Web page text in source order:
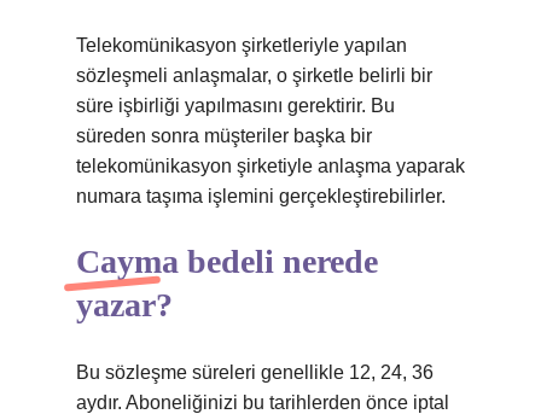
Telekomünikasyon şirketleriyle yapılan
sözleşmeli anlaşmalar, o şirketle belirli bir
süre işbirliği yapılmasını gerektirir. Bu
süreden sonra müşteriler başka bir
telekomünikasyon şirketiyle anlaşma yaparak
numara taşıma işlemini gerçekleştirebilirler.
Cayma bedeli nerede
yazar?
Bu sözleşme süreleri genellikle 12, 24, 36
aydır. Aboneliğinizi bu tarihlerden önce iptal